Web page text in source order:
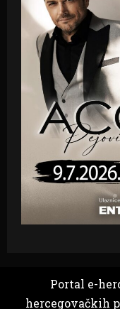
Portal e-
hercegovačkih